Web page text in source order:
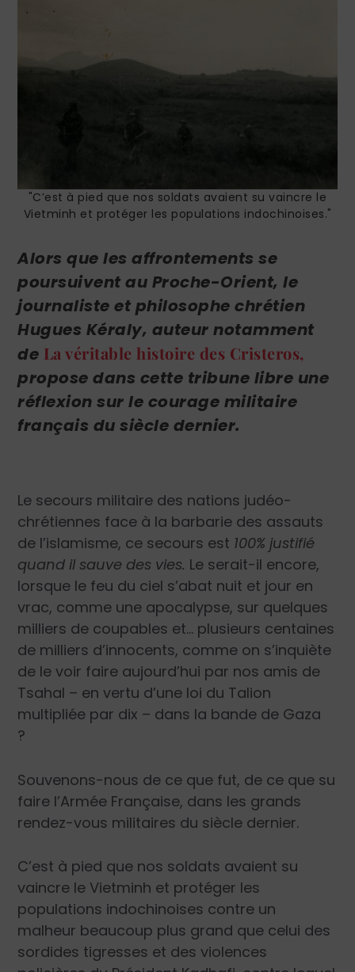
"C’est à pied que nos soldats avaient su vaincre le
Vietminh et protéger les populations indochinoises."
Alors que les affrontements se
poursuivent au Proche-Orient, le
journaliste et philosophe chrétien
Hugues Kéraly, auteur notamment
de La véritable histoire des Cristeros,
propose dans cette tribune libre une
réflexion sur le courage militaire
français du siècle dernier.
Le secours militaire des nations judéo-
chrétiennes face à la barbarie des assauts
de l’islamisme, ce secours est 100% justifié
quand il sauve des vies. Le serait-il encore,
lorsque le feu du ciel s’abat nuit et jour en
vrac, comme une apocalypse, sur quelques
milliers de coupables et… plusieurs centaines
de milliers d’innocents, comme on s’inquiète
de le voir faire aujourd’hui par nos amis de
Tsahal – en vertu d’une loi du Talion
multipliée par dix – dans la bande de Gaza
?
Souvenons-nous de ce que fut, de ce que su
faire l’Armée Française, dans les grands
rendez-vous militaires du siècle dernier.
C’est à pied que nos soldats avaient su
vaincre le Vietminh et protéger les
populations indochinoises contre un
malheur beaucoup plus grand que celui des
sordides tigresses et des violences